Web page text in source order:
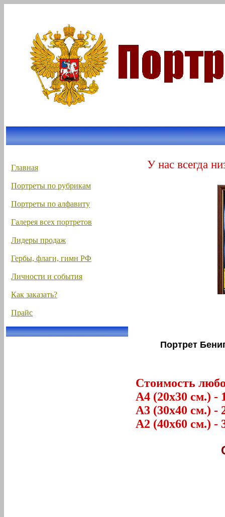
Главная
Портреты по рубрикам
Портреты по алфавиту
Галерея всех портретов
Лидеры продаж
Гербы, флаги, гимн РФ
Личности и события
Как заказать?
Прайс
У нас всегда
Портрет
Стоимость
А4 (20х30 см.) -
А3 (30х40 см.) -
А2 (40х60 см.) -